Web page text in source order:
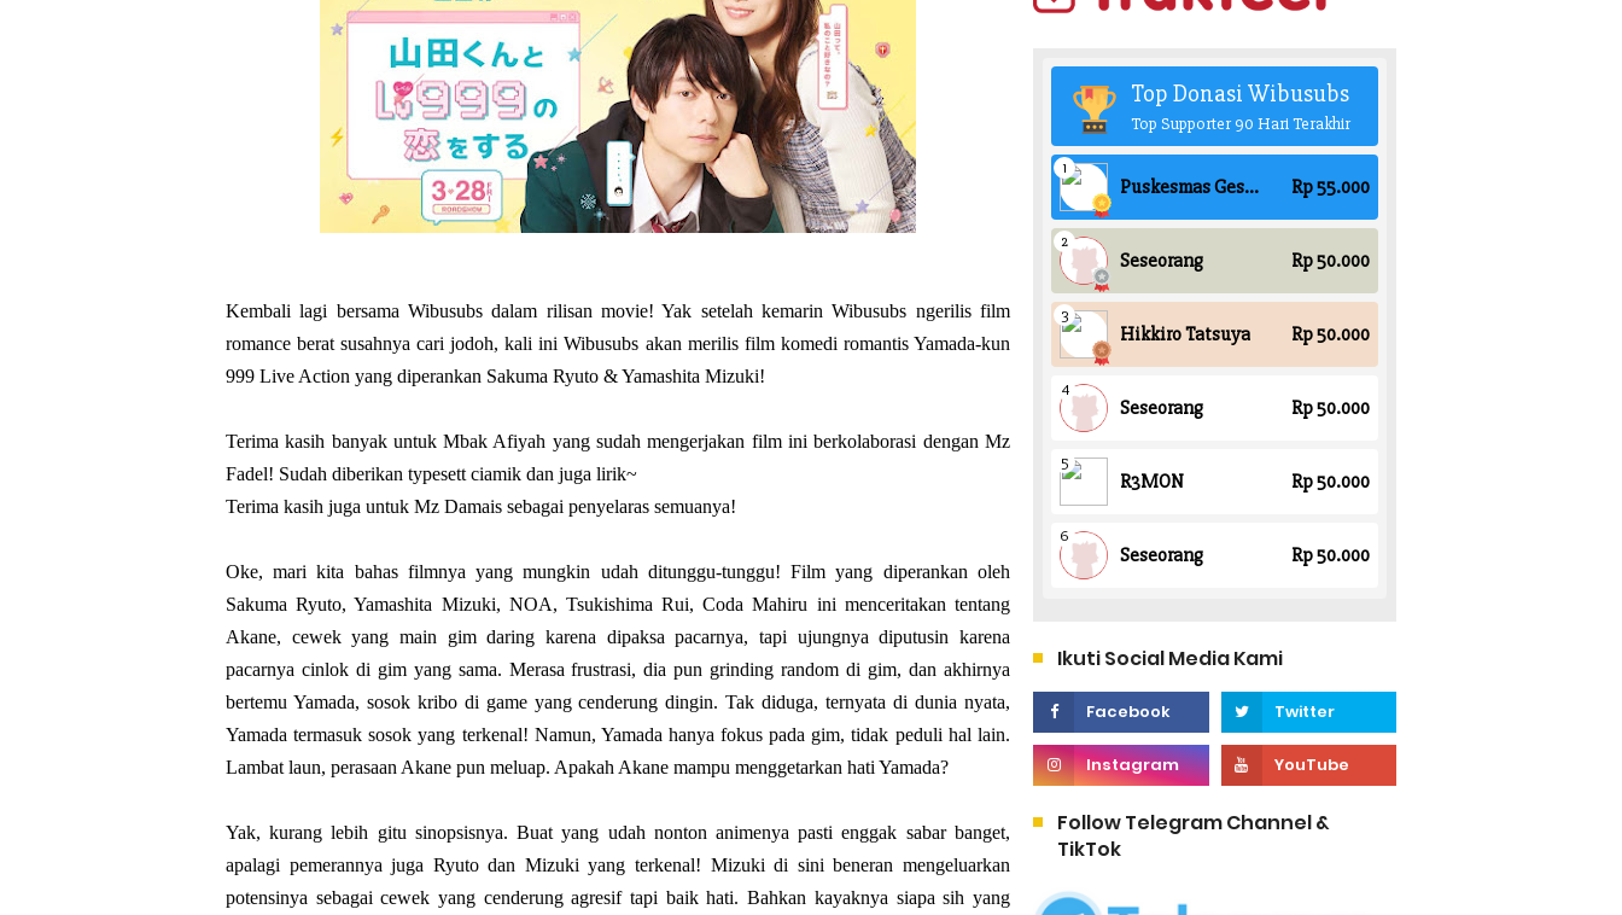
Kembali lagi bersama Wibusubs dalam rilisan movie! Yak setelah kemarin Wibusubs ngerilis film
romance berat susahnya cari jodoh, kali ini Wibusubs akan merilis film komedi romantis Yamada-kun
999 Live Action yang diperankan Sakuma Ryuto & Yamashita Mizuki!
Terima kasih banyak untuk Mbak Afiyah yang sudah mengerjakan film ini berkolaborasi dengan Mz
Fadel! Sudah diberikan typesett ciamik dan juga lirik~
Terima kasih juga untuk Mz Damais sebagai penyelaras semuanya!
Oke, mari kita bahas filmnya yang mungkin udah ditunggu-tunggu! Film yang diperankan oleh
Sakuma Ryuto, Yamashita Mizuki, NOA, Tsukishima Rui, Coda Mahiru ini menceritakan tentang
Akane, cewek yang main gim daring karena dipaksa pacarnya, tapi ujungnya diputusin karena
pacarnya cinlok di gim yang sama. Merasa frustrasi, dia pun grinding random di gim, dan akhirnya
bertemu Yamada, sosok kribo di game yang cenderung dingin. Tak diduga, ternyata di dunia nyata,
Yamada termasuk sosok yang terkenal! Namun, Yamada hanya fokus pada gim, tidak peduli hal lain.
Lambat laun, perasaan Akane pun meluap. Apakah Akane mampu menggetarkan hati Yamada?
Yak, kurang lebih gitu sinopsisnya. Buat yang udah nonton animenya pasti enggak sabar banget,
apalagi pemerannya juga Ryuto dan Mizuki yang terkenal! Mizuki di sini beneran mengeluarkan
potensinya sebagai cewek yang cenderung agresif tapi baik hati. Bahkan kayaknya siapa sih yang
Ikuti Social Media Kami
Follow Telegram Channel &
TikTok